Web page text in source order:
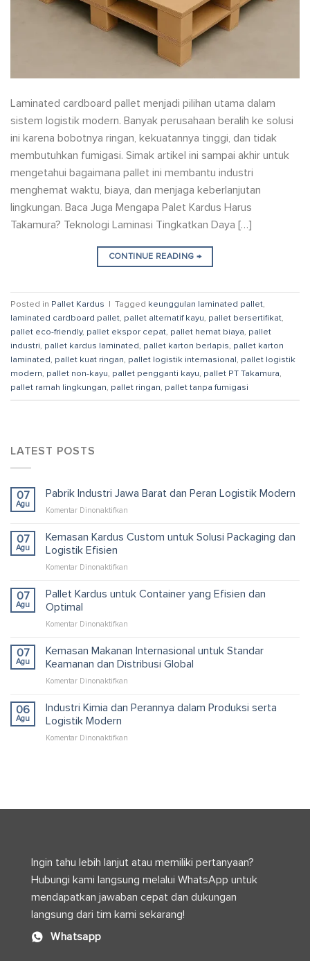
Laminated cardboard pallet menjadi pilihan utama dalam
sistem logistik modern. Banyak perusahaan beralih ke solusi
ini karena bobotnya ringan, kekuatannya tinggi, dan tidak
membutuhkan fumigasi. Simak artikel ini sampai akhir untuk
mengetahui bagaimana pallet ini membantu industri
menghemat waktu, biaya, dan menjaga keberlanjutan
lingkungan. Baca Juga Mengapa Palet Kardus Harus
Takamura? Teknologi Laminasi Tingkatkan Daya […]
CONTINUE READING →
Posted in Pallet Kardus | Tagged keunggulan laminated pallet,
laminated cardboard pallet, pallet alternatif kayu, pallet bersertifikat,
pallet eco-friendly, pallet ekspor cepat, pallet hemat biaya, pallet
industri, pallet kardus laminated, pallet karton berlapis, pallet karton
laminated, pallet kuat ringan, pallet logistik internasional, pallet logistik
modern, pallet non-kayu, pallet pengganti kayu, pallet PT Takamura,
pallet ramah lingkungan, pallet ringan, pallet tanpa fumigasi
LATEST POSTS
07
Agu
Pabrik Industri Jawa Barat dan Peran Logistik Modern
Komentar Dinonaktifkan
Industri
Logistik
07
Agu
Kemasan Kardus Custom untuk Solusi Packaging dan
Logistik Efisien
Komentar Dinonaktifkan
Kardus
dan
Logistik
07
Agu
Pallet Kardus untuk Container yang Efisien dan
Optimal
Komentar Dinonaktifkan
Kardus
untuk
dan
07
Agu
Kemasan Makanan Internasional untuk Standar
Keamanan dan Distribusi Global
Komentar Dinonaktifkan
Makanan
Internasional
06
Agu
Industri Kimia dan Perannya dalam Produksi serta
Logistik Modern
Komentar Dinonaktifkan
Produksi
Ingin tahu lebih lanjut atau memiliki pertanyaan?
Hubungi kami langsung melalui WhatsApp untuk
mendapatkan jawaban cepat dan dukungan
langsung dari tim kami sekarang!
Whatsapp